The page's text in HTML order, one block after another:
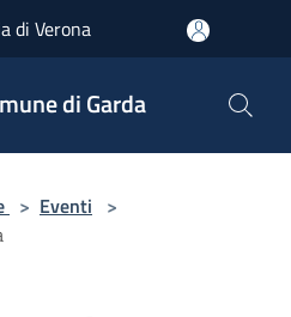
di Verona
di Garda
> Eventi >